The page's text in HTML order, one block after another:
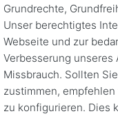
Grundrechte,
Unser berechtigtes
Webseite und zur
Verbesserung
Missbrauch. Sollten
zustimmen,
zu konfigurieren. Dies